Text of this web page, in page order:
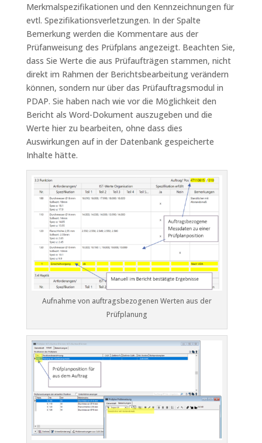
Merkmalspezifikationen und den Kennzeichnungen für
evtl. Spezifikationsverletzungen. In der Spalte
Bemerkung werden die Kommentare aus der
Prüfanweisung des Prüfplans angezeigt. Beachten Sie,
dass Sie Werte die aus Prüfaufträgen stammen, nicht
direkt im Rahmen der Berichtsbearbeitung verändern
können, sondern nur über das Prüfauftragsmodul in
PDAP. Sie haben nach wie vor die Möglichkeit den
Bericht als Word-Dokument auszugeben und die
Werte hier zu bearbeiten, ohne dass dies
Auswirkungen auf in der Datenbank gespeicherte
Inhalte hätte.
Aufnahme von auftragsbezogenen Werten aus der
Prüfplanung